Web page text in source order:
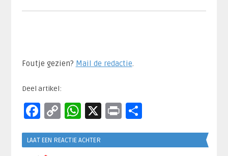
Foutje gezien? Mail de redactie.​
Deel artikel:
Facebook
CopyWhatsApp
X PrintDelen
LAAT EEN REACTIE ACHTER